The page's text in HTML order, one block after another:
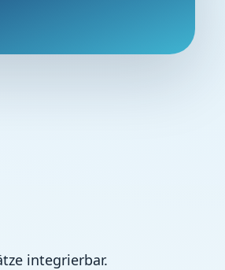
integrierbar.